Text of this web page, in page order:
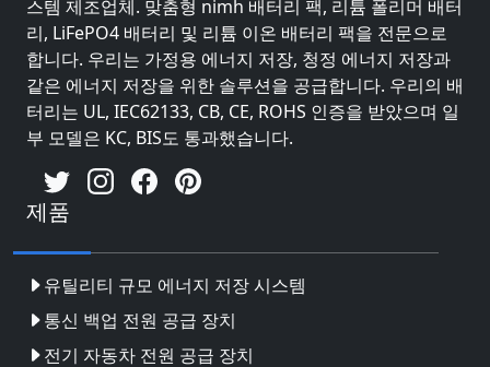
스템 제조업체. 맞춤형 nimh 배터리 팩, 리튬 폴리머 배터
리, LiFePO4 배터리 및 리튬 이온 배터리 팩을 전문으로
합니다. 우리는 가정용 에너지 저장, 청정 에너지 저장과
같은 에너지 저장을 위한 솔루션을 공급합니다. 우리의 배
터리는 UL, IEC62133, CB, CE, ROHS 인증을 받았으며 일
부 모델은 KC, BIS도 통과했습니다.
제품
유틸리티 규모 에너지 저장 시스템
통신 백업 전원 공급 장치
전기 자동차 전원 공급 장치